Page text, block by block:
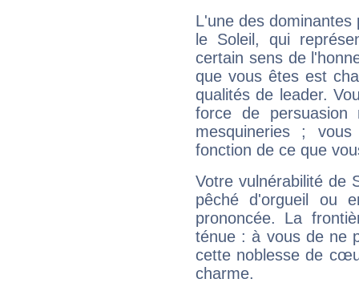
L'une des
le Soleil, qui
certain sens de
que vous êtes est
qualités de leader.
force de
mesquineries ;
fonction de ce que
Votre vulnérabilité de
pêché d'orgueil ou
prononcée. La
ténue : à vous de ne
cette noblesse de
charme.